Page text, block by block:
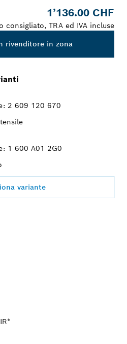
1’136.00 CHF
consigliato, TRA ed IVA incluse
rivenditore in zona
2 609 120 670
1 600 A01 2G0
variante